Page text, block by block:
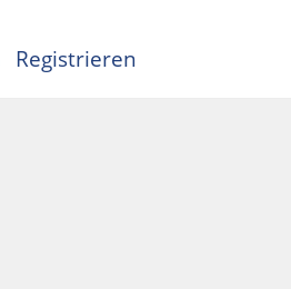
Registrieren